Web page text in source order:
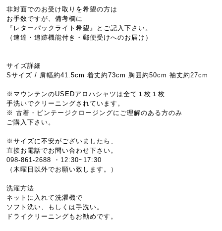
非対面でのお受け取りを希望の方は
お手数ですが、備考欄に
『レターパックライト希望』とご記入下さい。
（速達・追跡機能付き・郵便受けへのお届け）
サイズ詳細
Sサイズ / 肩幅約41.5cm 着丈約73cm 胸囲約50cm 袖丈約27cm
※マウンテンのUSEDアロハシャツは全て１枚１枚
手洗いでクリーニングされています。
※ 古着・ビンテージクロージングにご理解のある方のみ
ご購入下さい。
※サイズに不安がございましたら、
直接お電話でお問い合わせ下さい。
098-861-2688 ・12:30~17:30
（木曜日以外でお願い致します。）
洗濯方法
ネットに入れて洗濯機で
ソフト洗い、もしくは手洗い。
ドライクリーニングもお勧めです。